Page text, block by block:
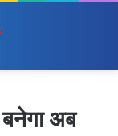
अब